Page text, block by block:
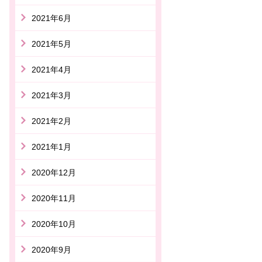
2021年6月
2021年5月
2021年4月
2021年3月
2021年2月
2021年1月
2020年12月
2020年11月
2020年10月
2020年9月